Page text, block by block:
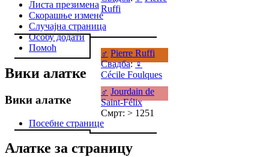
Ruffi
♂ Pierre Ruffi
Свадба:♀
Cécile Foulques
♂ Jourdain de
Saint-Félix
Смрт: > 1251
Листа презимена
Скорашње измене
Случајна страница
Особу додати
Помоћ
Вики алатке
Вики алатке
Посебне странице
Алатке за страницу